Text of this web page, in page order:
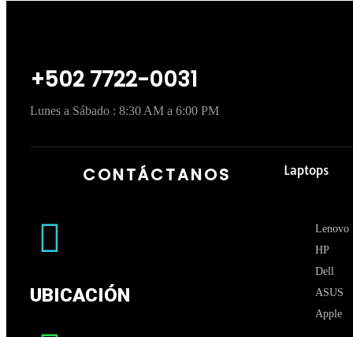
+502 7722-0031
Lunes a Sábado : 8:30 AM a 6:00 PM
CONTÁCTANOS
UBICACIÓN
Laptops
Lenovo
HP
Dell
ASUS
Apple